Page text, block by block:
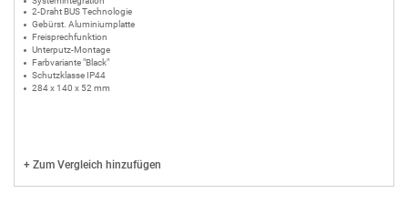
2-Draht BUS Technologie
Gebürst. Aluminiumplatte
Freisprechfunktion
Unterputz-Montage
Farbvariante "Black"
Schutzklasse IP44
284 x 140 x 52 mm
+ Zum Vergleich hinzufügen